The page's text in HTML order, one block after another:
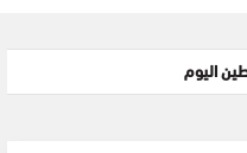
اليوم